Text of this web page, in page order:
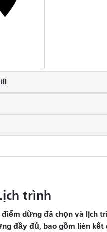
trình
dừng đã chọn và lịch
đầy đủ, bao gồm liên